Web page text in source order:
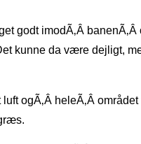
godt imodÃ‚Â
kunne da være dejligt,
ogÃ‚Â heleÃ‚Â